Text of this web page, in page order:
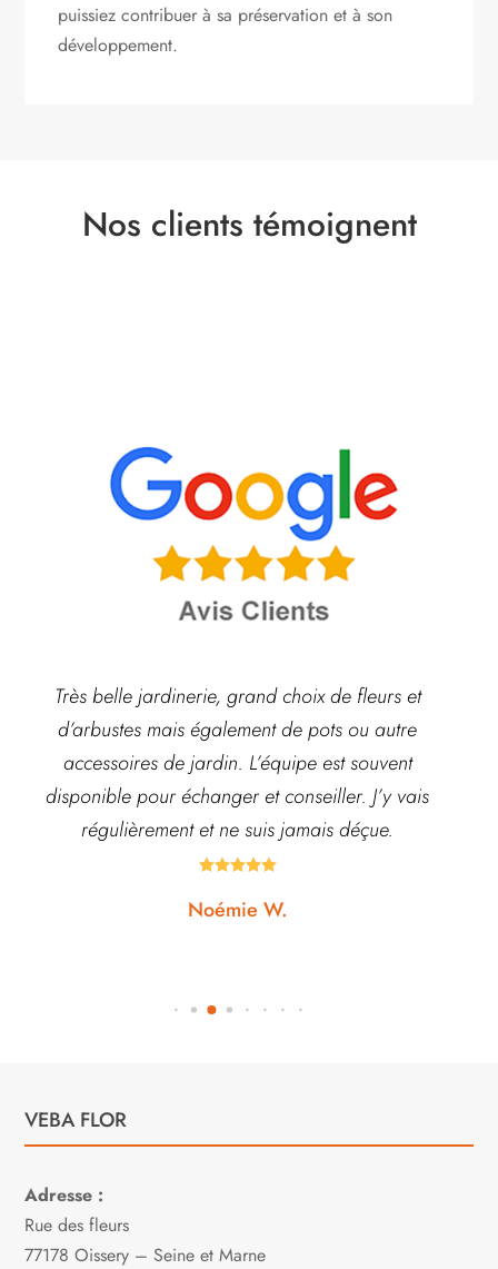
puissiez contribuer à sa préservation et à son
développement.
Nos clients témoignent
Très belle jardinerie, grand choix de fleurs et
d’arbustes mais également de pots ou autre
accessoires de jardin. L’équipe est souvent
disponible pour échanger et conseiller. J’y vais
régulièrement et ne suis jamais déçue.

Noémie W.
VEBA FLOR
Adresse :
Rue des fleurs
77178 Oissery – Seine et Marne